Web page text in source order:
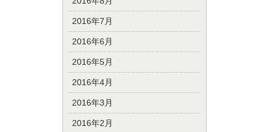
2016年7月
2016年6月
2016年5月
2016年4月
2016年3月
2016年2月